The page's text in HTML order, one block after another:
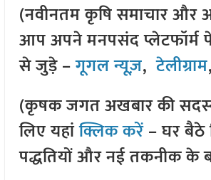
(नवीनतम कृषि समाचार और
आप अपने मनपसंद
से जुड़े –गूगल न्यूज़,टेलीग्राम
(कृषक जगत अखबार की
लिए यहांक्लिक करें– घर बैठे
पद्धतियों और नई तकनीक के